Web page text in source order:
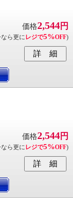
価格2,544円
ら更に レジで5%OFF)
価格2,544円
ら更に レジで5%OFF)